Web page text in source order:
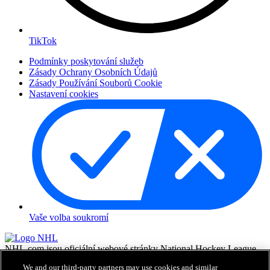
TikTok
Podmínky poskytování služeb
Zásady Ochrany Osobních Údajů
Zásady Používání Souborů Cookie
Nastavení cookies
Vaše volba soukromí
NHL.com jsou oficiální webové stránky National Hockey League.
We and our third-party partners may use cookies and similar